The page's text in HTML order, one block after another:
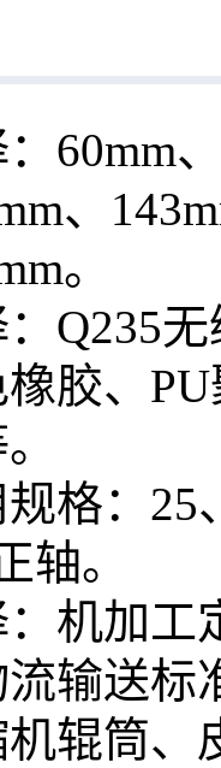
60mm
、
。
Q235
胶、
格：25
轴。
机加工
输送标
辊筒、